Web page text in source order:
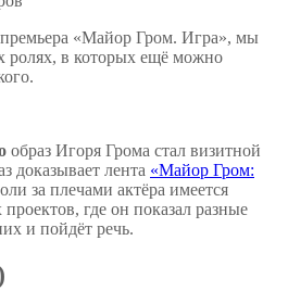
«Майор Гром. Игра», мы
ролях, в которых ещё можно
образ Игоря Грома стал визитной
доказывает лента «Майор Гром:
за плечами актёра имеется
где он показал разные
и пойдёт речь.